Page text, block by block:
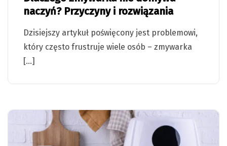
naczyń? Przyczyny i rozwiązania
Dzisiejszy artykuł poświęcony jest problemowi,
który często frustruje wiele osób – zmywarka
[…]